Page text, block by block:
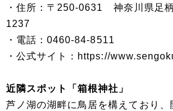
・住所：〒250-0631 神奈川県足
1237
・電話：0460-84-8511
・公式サイト：https://
近隣スポット「箱根神社」
芦ノ湖の湖畔に鳥居を構えており、